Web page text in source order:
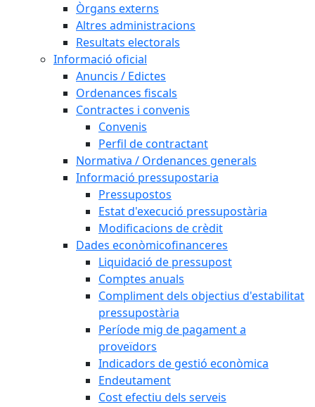
Òrgans externs
Altres administracions
Resultats electorals
Informació oficial
Anuncis / Edictes
Ordenances fiscals
Contractes i convenis
Convenis
Perfil de contractant
Normativa / Ordenances generals
Informació pressupostaria
Pressupostos
Estat d'execució pressupostària
Modificacions de crèdit
Dades econòmicofinanceres
Liquidació de pressupost
Comptes anuals
Compliment dels objectius d'estabilitat
pressupostària
Període mig de pagament a
proveïdors
Indicadors de gestió econòmica
Endeutament
Cost efectiu dels serveis